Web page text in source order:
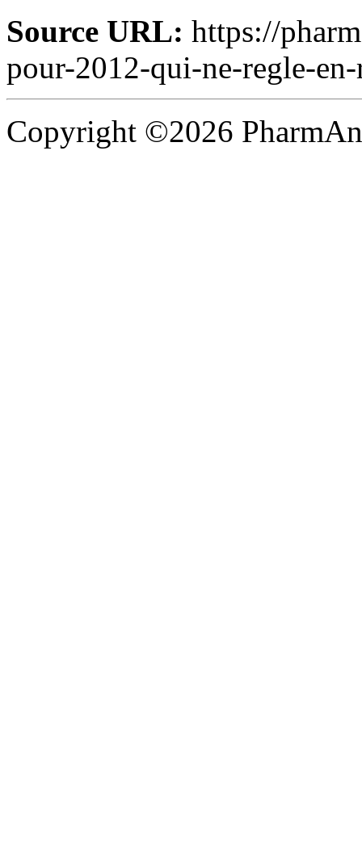
Source URL: https://
pour-2012-qui-ne-regle-
Copyright ©2026